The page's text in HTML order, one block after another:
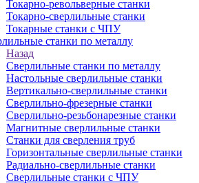
Токарно-револьверные станки
Токарно-сверлильные станки
Токарные станки с ЧПУ
станки по металлу
Назад
Сверлильные станки по металлу
Настольные сверлильные станки
Вертикально-сверлильные станки
Сверлильно-фрезерные станки
Сверлильно-резьбонарезные станки
Магнитные сверлильные станки
Станки для сверления труб
Горизонтальные сверлильные станки
Радиально-сверлильные станки
Сверлильные станки с ЧПУ